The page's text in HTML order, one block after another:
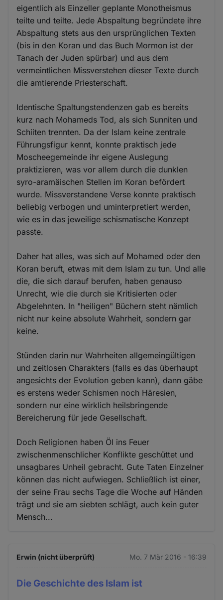
eigentlich als Einzeller geplante Monotheismus
teilte und teilte. Jede Abspaltung begründete ihre
Abspaltung stets aus den ursprünglichen Texten
(bis in den Koran und das Buch Mormon ist der
Tanach der Juden spürbar) und aus dem
vermeintlichen Missverstehen dieser Texte durch
die amtierende Priesterschaft.
Identische Spaltungstendenzen gab es bereits
kurz nach Mohameds Tod, als sich Sunniten und
Schiiten trennten. Da der Islam keine zentrale
Führungsfigur kennt, konnte praktisch jede
Moscheegemeinde ihr eigene Auslegung
praktizieren, was vor allem durch die dunklen
syro-aramäischen Stellen im Koran befördert
wurde. Missverstandene Verse konnte praktisch
beliebig verbogen und uminterpretiert werden,
wie es in das jeweilige schismatische Konzept
passte.
Daher hat alles, was sich auf Mohamed oder den
Koran beruft, etwas mit dem Islam zu tun. Und alle
die, die sich darauf berufen, haben genauso
Unrecht, wie die durch sie Kritisierten oder
Abgelehnten. In "heiligen" Büchern steht nämlich
nicht nur keine absolute Wahrheit, sondern gar
keine.
Stünden darin nur Wahrheiten allgemeingültigen
und zeitlosen Charakters (falls es das überhaupt
angesichts der Evolution geben kann), dann gäbe
es erstens weder Schismen noch Häresien,
sondern nur eine wirklich heilsbringende
Bereicherung für jede Gesellschaft.
Doch Religionen haben Öl ins Feuer
zwischenmenschlicher Konflikte geschüttet und
unsagbares Unheil gebracht. Gute Taten Einzelner
können das nicht aufwiegen. Schließlich ist einer,
der seine Frau sechs Tage die Woche auf Händen
trägt und sie am siebten schlägt, auch kein guter
Mensch...
Erwin (nicht überprüft) Mo. 7 Mär 2016 - 16:39
Die Geschichte des Islam ist